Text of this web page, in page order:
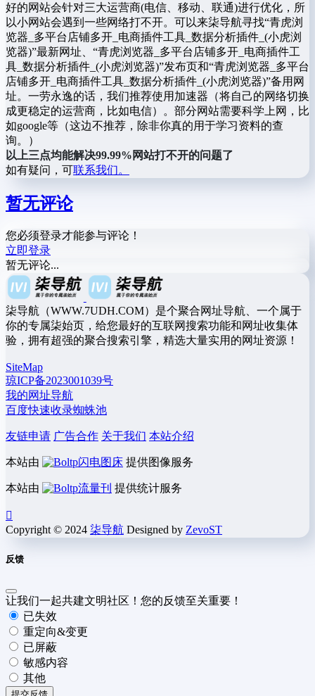
好的网站会针对三大运营商(电信、移动、联通)进行优化，所
以小网站会遇到一些网络打不开。可以来柒导航寻找“青虎浏
览器_多平台店铺多开_电商插件工具_数据分析插件_(小虎浏
览器)”最新网址、“青虎浏览器_多平台店铺多开_电商插件工
具_数据分析插件_(小虎浏览器)”发布页和“青虎浏览器_多平台
店铺多开_电商插件工具_数据分析插件_(小虎浏览器)”备用网
址。一劳永逸的话，我们推荐使用加速器（将自己的网络切换
成更稳定的运营商，比如电信）。部分网站需要科学上网，比
如google等（这边不推荐，除非你真的用于学习资料的查
询。）
以上三点均能解决99.99%网站打不开的问题了
如有疑问，可联系我们。
暂无评论
您必须登录才能参与评论！
立即登录
暂无评论...
柒导航（WWW.7UDH.COM）是个聚合网址导航、一个属于
你的专属柒始页，给您最好的互联网搜索功能和网址收集体
验，拥有超强的聚合搜索引擎，精选大量实用的网址资源！
SiteMap
琼ICP备2023001039号
我的网址导航
百度快速收录蜘蛛池
友链申请 广告合作 关于我们 本站介绍
本站由 闪电图床 提供图像服务
本站由 流量刊 提供统计服务
Copyright © 2024 柒导航 Designed by ZevoST
反馈
让我们一起共建文明社区！您的反馈至关重要！
已失效
重定向&变更
已屏蔽
敏感内容
其他